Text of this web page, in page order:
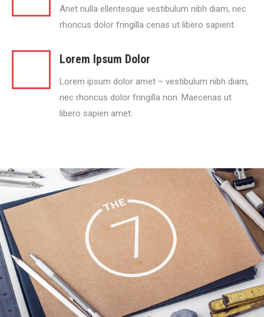
Anet nulla ellentesque vestibulum nibh diam, nec
rhoncus dolor fringilla cenas ut libero sapient.
Lorem Ipsum Dolor
Lorem ipsum dolor amet – vestibulum nibh diam,
nec rhoncus dolor fringilla non. Maecenas ut
libero sapien amet.